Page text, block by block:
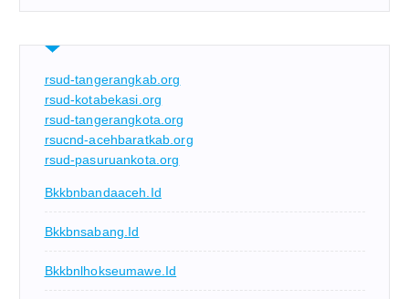
rsud-tangerangkab.org
rsud-kotabekasi.org
rsud-tangerangkota.org
rsucnd-acehbaratkab.org
rsud-pasuruankota.org
Bkkbnbandaaceh.id
Bkkbnsabang.id
Bkkbnlhokseumawe.id